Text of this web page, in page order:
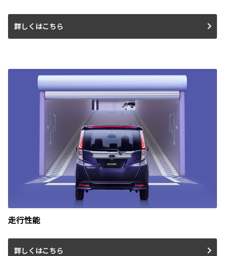
詳しくはこちら
走行性能
詳しくはこちら